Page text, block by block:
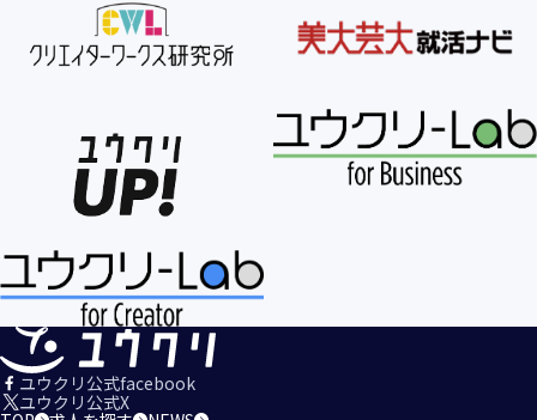
ユウクリ公式facebook
ユウクリ公式X